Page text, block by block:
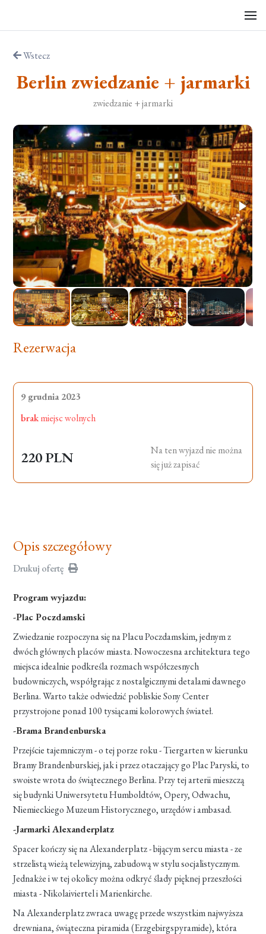
Wstecz
Berlin zwiedzanie + jarmarki
zwiedzanie + jarmarki
Rezerwacja
9 grudnia 2023
brakmiejsc wolnych
220 PLN
Na ten wyjazd nie można
się już zapisać
Opis szczegółowy
Drukuj ofertę
Program wyjazdu:
-Plac Poczdamski
Zwiedzanie rozpoczyna się na Placu Poczdamskim, jednym z
dwóch głównych placów miasta. Nowoczesna architektura tego
miejsca idealnie podkreśla rozmach współczesnych
budowniczych, współgrając z nostalgicznymi detalami dawnego
Berlina. Warto także odwiedzić pobliskie Sony Center
przystrojone ponad 100 tysiącami kolorowych świateł.
-Brama Brandenburska
Przejście tajemniczym - o tej porze roku - Tiergarten w kierunku
Bramy Brandenburskiej, jak i przez otaczający go Plac Paryski, to
swoiste wrota do świątecznego Berlina. Przy tej arterii mieszczą
się budynki Uniwersytetu Humboldtów, Opery, Odwachu,
Niemieckiego Muzeum Historycznego, urzędów i ambasad.
-Jarmarki Alexanderplatz
Spacer kończy się na Alexanderplatz - bijącym sercu miasta - ze
strzelistą wieżą telewizyjną, zabudową w stylu socjalistycznym.
Jednakże i w tej okolicy można odkryć ślady pięknej przeszłości
miasta - Nikolaiviertel i Marienkirche.
Na Alexanderplatz zwraca uwagę przede wszystkim najwyższa
drewniana, świąteczna piramida (Erzgebirgspyramide), która